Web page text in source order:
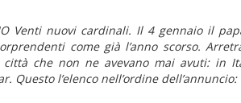
Venti nuovi cardinali. Il 4 gennaio il
come già l’anno scorso.
città che non ne avevano mai avuti: in
Questo l’elenco nell’ordine